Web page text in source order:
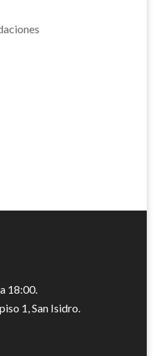
18:00.
1, San Isidro.